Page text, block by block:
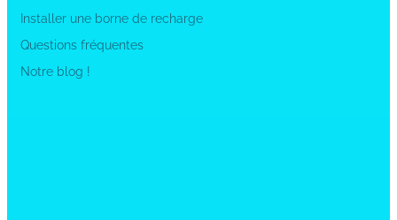
Installer une borne de recharge
Questions fréquentes
Notre blog !